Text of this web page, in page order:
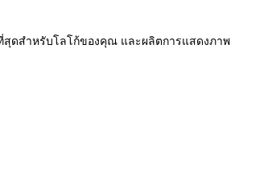
สุดสําหรับโลโก้ของคุณ และผลิตการแสดงภาพ